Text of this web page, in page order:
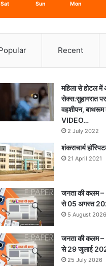
Sat Sun Mon
Recent
महिला से होटल
सेक्स:सुहागरात
वहशीपन, बाथरूम
VIDEO…
2 July 2022
शंकराचार्य
21 April 2021
जनता की कलम
से 05 अगस्त
5 August 2026
जनता की कलम
से 29 जुलाई
25 July 2026